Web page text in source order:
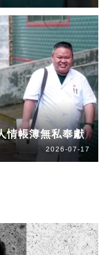
情帳簿無私奉獻
2026-07-17